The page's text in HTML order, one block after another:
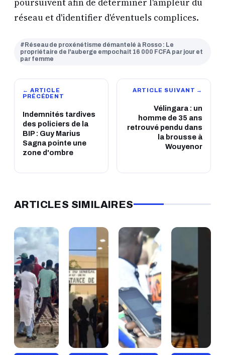
poursuivent afin de déterminer l'ampleur du
réseau et d'identifier d'éventuels complices.
#Réseau de proxénétisme démantelé à Rosso : Le
propriétaire de l'auberge empochait 16 000 FCFA par jour et
par femme
← ARTICLE
PRÉCÉDENT
Indemnités tardives
des policiers de la
BIP : Guy Marius
Sagna pointe une
zone d'ombre
ARTICLE SUIVANT →
Vélingara : un
homme de 35 ans
retrouvé pendu dans
la brousse à
Wouyenor
ARTICLES SIMILAIRES